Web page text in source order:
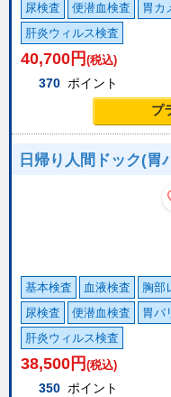
尿検査
便潜血検査 胃カ
肝炎ウィルス検査
40,700 円 (税込)
370 ポイント
プ
日帰り人間ドック(胃
基本検査 血液検査 胸部
尿検査
便潜血検査 胃バ
肝炎ウィルス検査
38,500 円 (税込)
350 ポイント